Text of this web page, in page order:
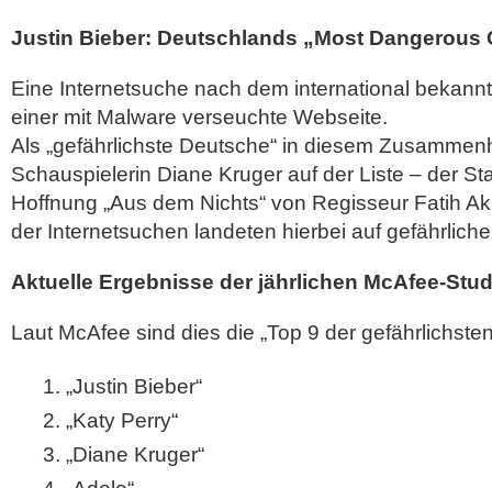
Justin Bieber: Deutschlands „Most Dangerous
Eine Internetsuche nach dem international
einer mit Malware verseuchte Webseite.
Als „gefährlichste Deutsche“ in diesem
Schauspielerin Diane Kruger auf der Liste – der
Hoffnung „Aus dem Nichts“ von Regisseur Fatih
der Internetsuchen landeten hierbei auf
Aktuelle Ergebnisse der jährlichen McAfee-
Laut McAfee sind dies die „Top 9 der
„Justin Bieber“
„Katy Perry“
„Diane Kruger“